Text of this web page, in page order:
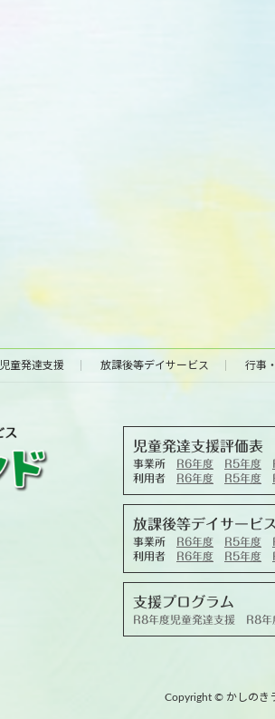
児童発達支援 放課後等デイサービス 行事
児童発達支援評価表
事業所 R6年度 R5年度
利用者 R6年度 R5年度
放課後等デイサービ
事業所 R6年度 R5年度
利用者 R6年度 R5年度
支援プログラム
R8年度児童発達支援 R8年
Copyright © かしのき